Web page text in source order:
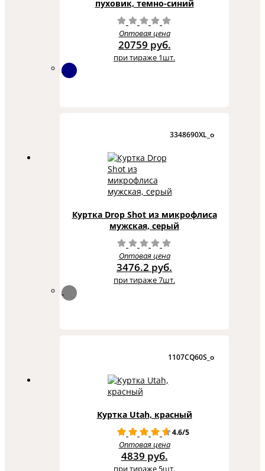
пуховик, темно-синий
Оптовая цена
20759 руб.
при тираже 1шт.
3348690XL_o
Куртка Drop Shot из микрофлиса
мужская, серый
Оптовая цена
3476.2 руб.
при тираже 7шт.
1107CQ60S_o
Куртка Utah, красный
4.6/5
Оптовая цена
4839 руб.
при тираже 5шт.